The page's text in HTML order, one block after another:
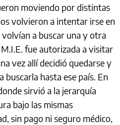
moviendo por distintas
volvieron a intentar irse en
a buscar una y otra
fue autorizada a visitar
vez allí decidió quedarse y
hasta ese país. En
sirvió a la jerarquía
bajo las mismas
sin pago ni seguro médico,